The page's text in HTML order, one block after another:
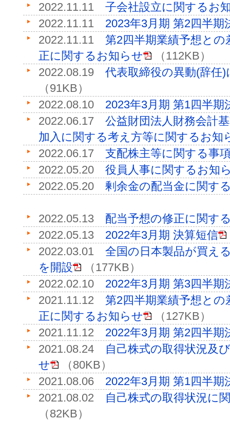
2022.11.11 子会社設立に関するお
2022.11.11 2023年3月期 第2四半期
2022.11.11 第2四半期業績予想と
正に関するお知らせ
（112KB）
2022.08.19 代表取締役の異動(辞任
（91KB）
2022.08.10 2023年3月期 第1四半期
2022.06.17 公益財団法人財務会計
加入に関する考え方等に関するお知
2022.06.17 支配株主等に関する事
2022.05.20 役員人事に関するお知
2022.05.20 剰余金の配当金に関す
2022.05.13 配当予想の修正に関す
2022.05.13 2022年3月期 決算短信
2022.03.01 全国の日本製品が買え
を開設
（177KB）
2022.02.10 2022年3月期 第3四半期
2021.11.12 第2四半期業績予想と
正に関するお知らせ
（127KB）
2021.11.12 2022年3月期 第2四半期
2021.08.24
自己株式の取得状況及
せ
（80KB）
2021.08.06 2022年3月期 第1四半期
2021.08.02
自己株式の取得状況に
（82KB）